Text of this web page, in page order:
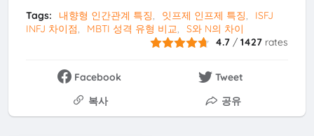
Tags: 내향형 인간관계 특징 잇프제 인프제 특징
ISFJ
INFJ 차이점
MBTI 성격 유형 비교
S와 N의 차이
4.7 /1427 rates
Facebook
Tweet
복사
공유